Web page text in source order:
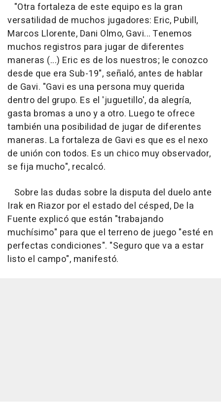
"Otra fortaleza de este equipo es la gran
versatilidad de muchos jugadores: Eric, Pubill,
Marcos Llorente, Dani Olmo, Gavi... Tenemos
muchos registros para jugar de diferentes
maneras (...) Eric es de los nuestros; le conozco
desde que era Sub-19", señaló, antes de hablar
de Gavi. "Gavi es una persona muy querida
dentro del grupo. Es el 'juguetillo', da alegría,
gasta bromas a uno y a otro. Luego te ofrece
también una posibilidad de jugar de diferentes
maneras. La fortaleza de Gavi es que es el nexo
de unión con todos. Es un chico muy observador,
se fija mucho", recalcó.
Sobre las dudas sobre la disputa del duelo ante
Irak en Riazor por el estado del césped, De la
Fuente explicó que están "trabajando
muchísimo" para que el terreno de juego "esté en
perfectas condiciones". "Seguro que va a estar
listo el campo", manifestó.